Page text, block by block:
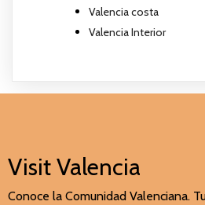
Valencia costa
Valencia Interior
Visit Valencia
Conoce la Comunidad Valenciana.